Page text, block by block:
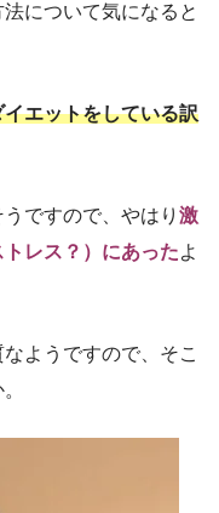
について気になると
エットをしている訳
ですので、やはり 激
レス？）にあったよ
ようですので、そこ